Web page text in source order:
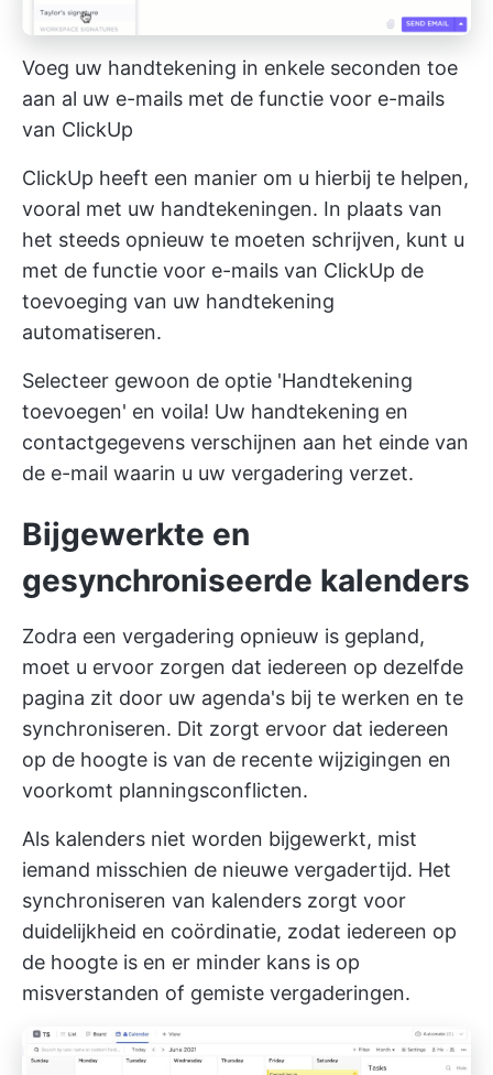
Voeg uw handtekening in enkele seconden toe
aan al uw e-mails met de functie voor e-mails
van ClickUp
ClickUp heeft een manier om u hierbij te helpen,
vooral met uw handtekeningen. In plaats van
het steeds opnieuw te moeten schrijven, kunt u
met de functie voor e-mails van ClickUp de
toevoeging van uw handtekening
automatiseren.
Selecteer gewoon de optie 'Handtekening
toevoegen' en voila! Uw handtekening en
contactgegevens verschijnen aan het einde van
de e-mail waarin u uw vergadering verzet.
Bijgewerkte en
gesynchroniseerde kalenders
Zodra een vergadering opnieuw is gepland,
moet u ervoor zorgen dat iedereen op dezelfde
pagina zit door uw agenda's bij te werken en te
synchroniseren. Dit zorgt ervoor dat iedereen
op de hoogte is van de recente wijzigingen en
voorkomt planningsconflicten.
Als kalenders niet worden bijgewerkt, mist
iemand misschien de nieuwe vergadertijd. Het
synchroniseren van kalenders zorgt voor
duidelijkheid en coördinatie, zodat iedereen op
de hoogte is en er minder kans is op
misverstanden of gemiste vergaderingen.